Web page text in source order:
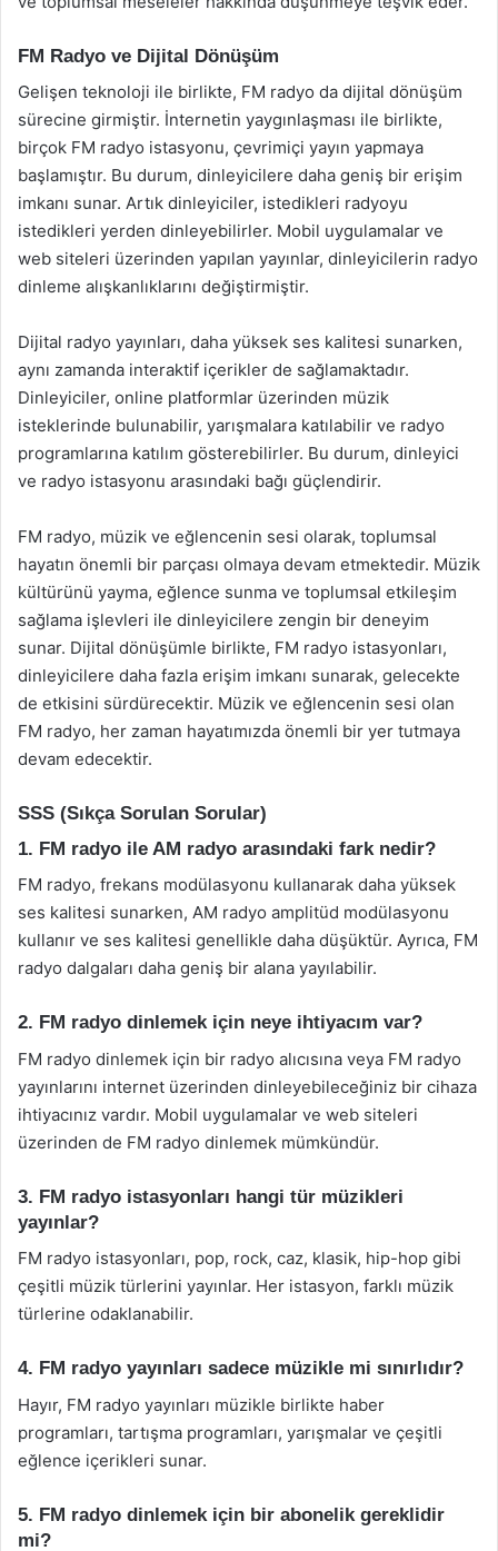
FM Radyo ve Dijital Dönüşüm
Gelişen teknoloji ile birlikte, FM radyo da dijital dönüşüm
sürecine girmiştir. İnternetin yaygınlaşması ile birlikte,
birçok FM radyo istasyonu, çevrimiçi yayın yapmaya
başlamıştır. Bu durum, dinleyicilere daha geniş bir erişim
imkanı sunar. Artık dinleyiciler, istedikleri radyoyu
istedikleri yerden dinleyebilirler. Mobil uygulamalar ve
web siteleri üzerinden yapılan yayınlar, dinleyicilerin radyo
dinleme alışkanlıklarını değiştirmiştir.
Dijital radyo yayınları, daha yüksek ses kalitesi sunarken,
aynı zamanda interaktif içerikler de sağlamaktadır.
Dinleyiciler, online platformlar üzerinden müzik
isteklerinde bulunabilir, yarışmalara katılabilir ve radyo
programlarına katılım gösterebilirler. Bu durum, dinleyici
ve radyo istasyonu arasındaki bağı güçlendirir.
FM radyo, müzik ve eğlencenin sesi olarak, toplumsal
hayatın önemli bir parçası olmaya devam etmektedir. Müzik
kültürünü yayma, eğlence sunma ve toplumsal etkileşim
sağlama işlevleri ile dinleyicilere zengin bir deneyim
sunar. Dijital dönüşümle birlikte, FM radyo istasyonları,
dinleyicilere daha fazla erişim imkanı sunarak, gelecekte
de etkisini sürdürecektir. Müzik ve eğlencenin sesi olan
FM radyo, her zaman hayatımızda önemli bir yer tutmaya
devam edecektir.
SSS (Sıkça Sorulan Sorular)
1. FM radyo ile AM radyo arasındaki fark nedir?
FM radyo, frekans modülasyonu kullanarak daha yüksek
ses kalitesi sunarken, AM radyo amplitüd modülasyonu
kullanır ve ses kalitesi genellikle daha düşüktür. Ayrıca, FM
radyo dalgaları daha geniş bir alana yayılabilir.
2. FM radyo dinlemek için neye ihtiyacım var?
FM radyo dinlemek için bir radyo alıcısına veya FM radyo
yayınlarını internet üzerinden dinleyebileceğiniz bir cihaza
ihtiyacınız vardır. Mobil uygulamalar ve web siteleri
üzerinden de FM radyo dinlemek mümkündür.
3. FM radyo istasyonları hangi tür müzikleri
yayınlar?
FM radyo istasyonları, pop, rock, caz, klasik, hip-hop gibi
çeşitli müzik türlerini yayınlar. Her istasyon, farklı müzik
türlerine odaklanabilir.
4. FM radyo yayınları sadece müzikle mi sınırlıdır?
Hayır, FM radyo yayınları müzikle birlikte haber
programları, tartışma programları, yarışmalar ve çeşitli
eğlence içerikleri sunar.
5. FM radyo dinlemek için bir abonelik gereklidir
mi?